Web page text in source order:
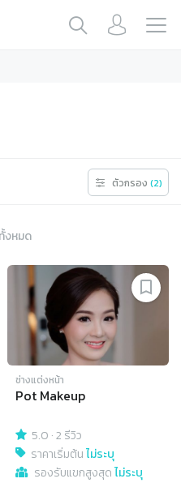
ตัวกรอง (2)
งหมด
ช่างแต่งหน้า
Pot Makeup
5.0 ·2 รีวิว
ราคาเริ่มต้นไม่ระบุ
รองรับแขกสูงสุดไม่ระบุ